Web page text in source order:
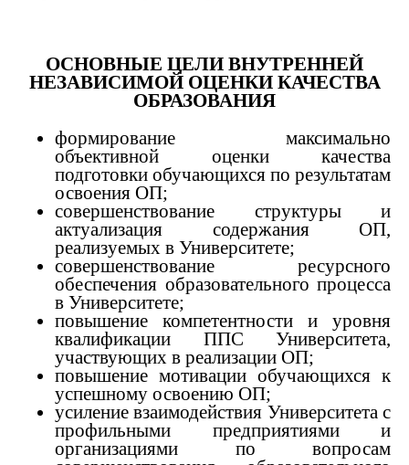
ОСНОВНЫЕ ЦЕЛИ ВНУТРЕННЕЙ
НЕЗАВИСИМОЙ ОЦЕНКИ КАЧЕСТВА
ОБРАЗОВАНИЯ
формирование максимально
объективной оценки качества
подготовки обучающихся по результатам
освоения ОП;
совершенствование структуры и
актуализация содержания ОП,
реализуемых в Университете;
совершенствование ресурсного
обеспечения образовательного процесса
в Университете;
повышение компетентности и уровня
квалификации ППС Университета,
участвующих в реализации ОП;
повышение мотивации обучающихся к
успешному освоению ОП;
усиление взаимодействия Университета с
профильными предприятиями и
организациями по вопросам